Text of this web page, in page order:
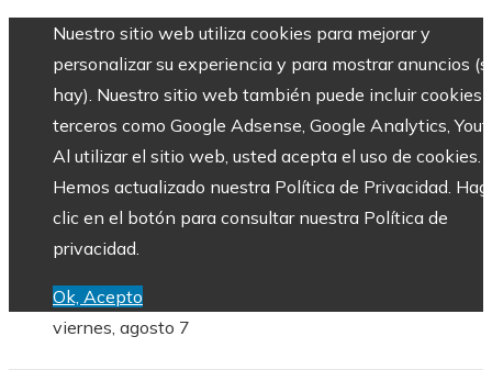
Nuestro sitio web utiliza cookies para mejorar y
personalizar su experiencia y para mostrar anuncios
hay). Nuestro sitio web también puede incluir cookies
terceros como Google Adsense, Google Analytics,
Al utilizar el sitio web, usted acepta el uso de cookies.
Hemos actualizado nuestra Política de Privacidad.
clic en el botón para consultar nuestra Política de
privacidad.
Ok, Acepto
viernes, agosto 7